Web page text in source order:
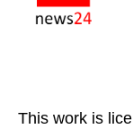
This work is